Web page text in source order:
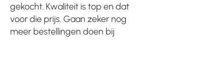
gekocht. Kwaliteit is top en dat
voor die prijs. Gaan zeker nog
meer bestellingen doen bij